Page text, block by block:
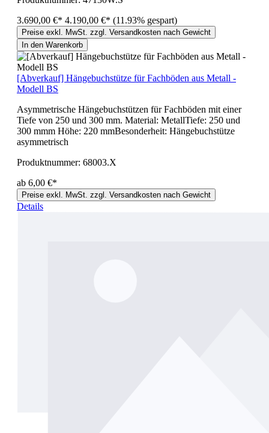
3.690,00 €* 4.190,00 €* (11.93% gespart)
Preise exkl. MwSt. zzgl. Versandkosten nach Gewicht
In den Warenkorb
[Abverkauf] Hängebuchstütze für Fachböden aus Metall -
Modell BS
Asymmetrische Hängebuchstützen für Fachböden mit einer
Tiefe von 250 und 300 mm. Material: MetallTiefe: 250 und
300 mmm Höhe: 220 mmBesonderheit: Hängebuchstütze
asymmetrisch
Produktnummer: 68003.X
ab 6,00 €*
Preise exkl. MwSt. zzgl. Versandkosten nach Gewicht
Details